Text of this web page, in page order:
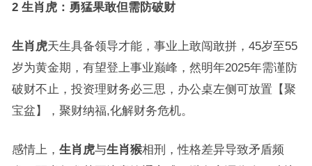
2 生肖虎：勇猛果敢但需防破财
生肖虎天生具备领导才能，事业上敢闯敢拼，45岁至55
岁为黄金期，有望登上事业巅峰，然明年2025年需谨防
破财不止，投资理财务必三思，办公桌左侧可放置【聚
宝盆】，聚财纳福,化解财务危机。
感情上， 生肖虎与生肖猴相刑，性格差异导致矛盾频